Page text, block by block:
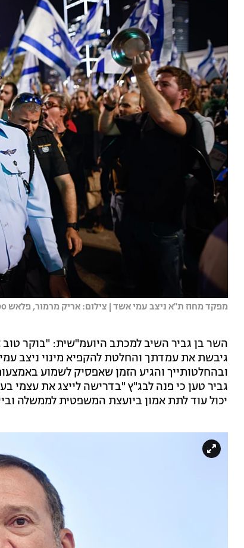
מפקד מחוז ת''א ניצב עמי אשד | צילום: אריק מרמור, פלאש 90
השר בן גביר השיב למכתב היועמ"שית: "בוקר
גיבשת את עמדתך והחלטת להקפיא מינוי ניצב
ובהחלטותייך והגיע הזמן שאפסיק לשמוע
גביר טען כי פנה לבג"ץ "בדרישה לייצג את עצמי
יכול עוד לתת אמון ביועצת המשפטית לממשלה